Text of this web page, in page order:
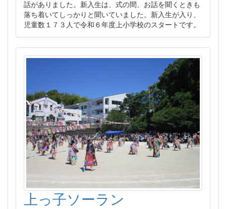
話がありました。新入生は、式の間、お話を聞くときも
落ち着いてしっかりと聞いていました。新入生が入り、
児童数１７３人で令和６年度上小学校のスタートです。
上っ子ソーラン